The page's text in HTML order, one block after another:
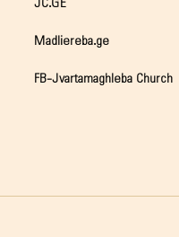
JC.GE
Madliereba.ge
FB-Jvartamaghleba Church